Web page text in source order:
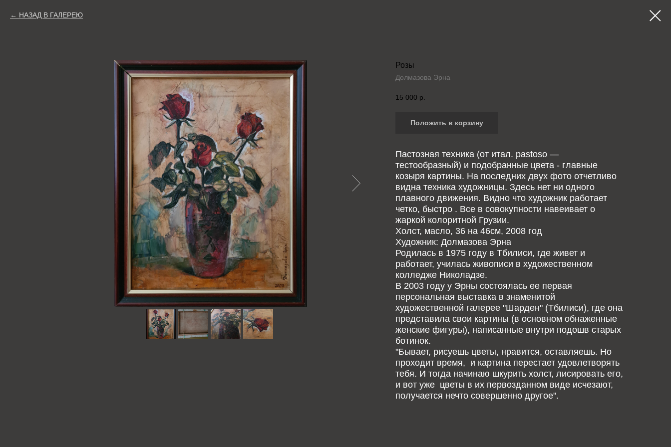
НАЗАД В ГАЛЕРЕЮ
Розы
Долмазова Эрна
15 000 р.
Положить в корзину
Пастозная техника (от итал. pastoso —
тестообразный) и подобранные цвета - главные
козыря картины. На последних двух фото отчетливо
видна техника художницы. Здесь нет ни одного
плавного движения. Видно что художник работает
четко, быстро . Все в совокупности навеивает о
жаркой колоритной Грузии.
Холст, масло, 36 на 46см, 2008 год
Художник: Долмазова Эрна
Родилась в 1975 году в Тбилиси, где живет и
работает, училась живописи в художественном
колледже Николадзе.
В 2003 году у Эрны состоялась ее первая
персональная выставка в знаменитой
художественной галерее "Шарден" (Тбилиси), где она
представила свои картины (в основном обнаженные
женские фигуры), написанные внутри подошв старых
ботинок.
"Бывает, рисуешь цветы, нравится, оставляешь. Но
проходит время, и картина перестает удовлетворять
тебя. И тогда начинаю шкурить холст, лисировать его,
и вот уже цветы в их первозданном виде исчезают,
получается нечто совершенно другое".